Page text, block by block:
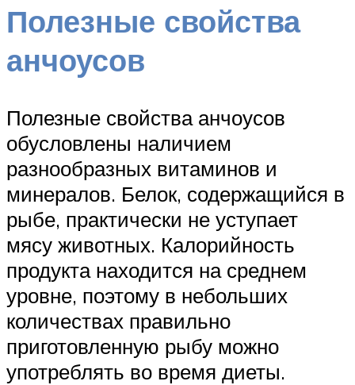
Полезные свойства
анчоусов
Полезные свойства анчоусов
обусловлены наличием
разнообразных витаминов и
минералов. Белок, содержащийся в
рыбе, практически не уступает
мясу животных. Калорийность
продукта находится на среднем
уровне, поэтому в небольших
количествах правильно
приготовленную рыбу можно
употреблять во время диеты.